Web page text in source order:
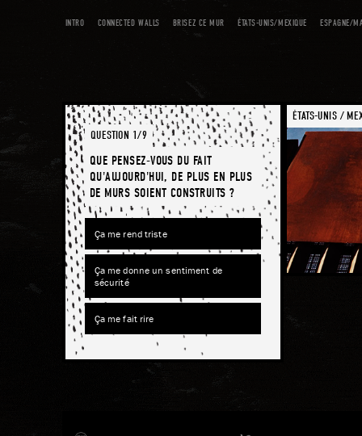
INTRO CONNECTED WALLS BRISEZ CE MUR ÉTATS-UNIS/MEXIQUE ESPAGNE/
QUESTION 1/9
QUE PENSEZ-VOUS DU FAIT
QU'AUJOURD'HUI, DE PLUS EN PLUS
DE MURS SOIENT CONSTRUITS ?
Ça me rend triste
Ça me donne un sentiment de
sécurité
Ça me fait rire
ÉTATS-UNIS /